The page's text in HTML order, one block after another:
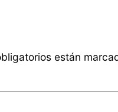
están